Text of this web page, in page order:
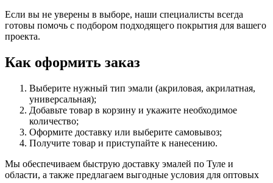
Если вы не уверены в выборе, наши специалисты всегда
готовы помочь с подбором подходящего покрытия для вашего
проекта.
Как оформить заказ
Выберите нужный тип эмали (акриловая, акрилатная,
универсальная);
Добавьте товар в корзину и укажите необходимое
количество;
Оформите доставку или выберите самовывоз;
Получите товар и приступайте к нанесению.
Мы обеспечиваем быструю доставку эмалей по Туле и
области, а также предлагаем выгодные условия для оптовых